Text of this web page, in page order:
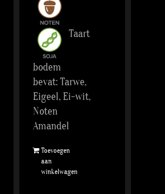
Taart
bodem
bevat: Tarwe,
Eigeel, Ei-wit,
Noten
Amandel
Toevoegen
aan
winkelwagen